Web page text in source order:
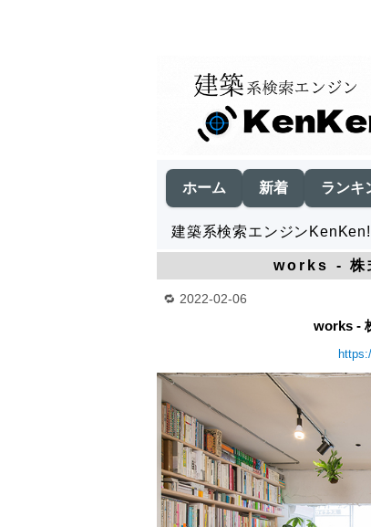
ホーム 新着 ランキ
建築系検索エンジンKenKen!
works - 株
2022-02-06
works -